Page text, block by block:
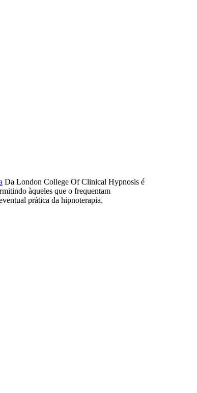
Da London College Of Clinical Hypnosis é
àqueles que o frequentam
prática da hipnoterapia.